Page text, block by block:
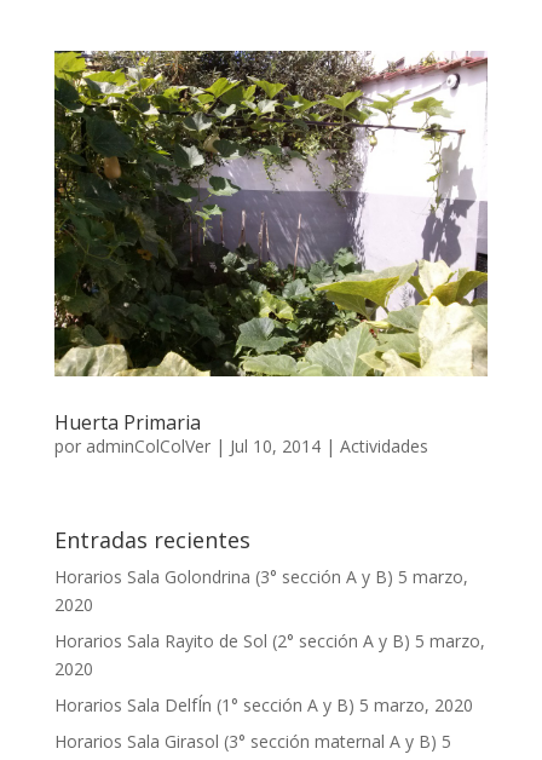
Huerta Primaria
por adminColColVer| Jul 10, 2014| Actividades
Entradas recientes
Horarios Sala Golondrina (3° sección A y B) 5 marzo,
2020
Horarios Sala Rayito de Sol (2° sección A y B) 5 marzo,
2020
Horarios Sala DelfÍn (1° sección A y B) 5 marzo, 2020
Horarios Sala Girasol (3° sección maternal A y B) 5